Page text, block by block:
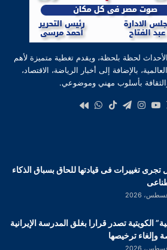
لحظة بلحظة، ويقدم تغطية متميزة لأهم
بالإضافة إلى أخبار الرياضة، الاقتصاد،
والثقافة بأسلوب مهني وموضوعي.
‫X
‫YouTube
انستقرام
تيلقرام‫TikTokواتساب
تغييرات فى قيادتها للحاق بسباق الذكاء
الكويتية تصدر قرارا بغلق المدرسة الإيرانية
وإلغاء ترخيصها